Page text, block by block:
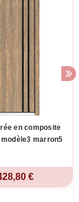
en composite
marron5
€